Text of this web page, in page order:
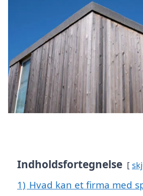
Indholdsfortegnelse
1) Hvad kan et firma med